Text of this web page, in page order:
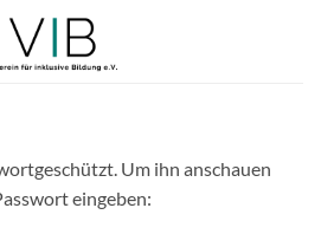
Um ihn anschauen
eingeben: